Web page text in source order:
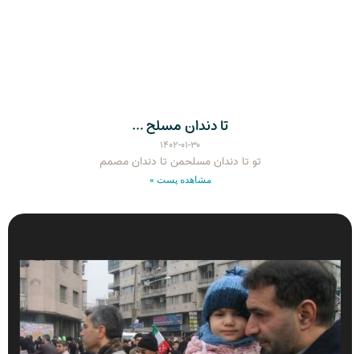
تا دندان مسلح …
۱۴۰۲-۰۱-۳۰
تو تا دندان مسلحمن تا دندان مصمم
مشاهده پست »